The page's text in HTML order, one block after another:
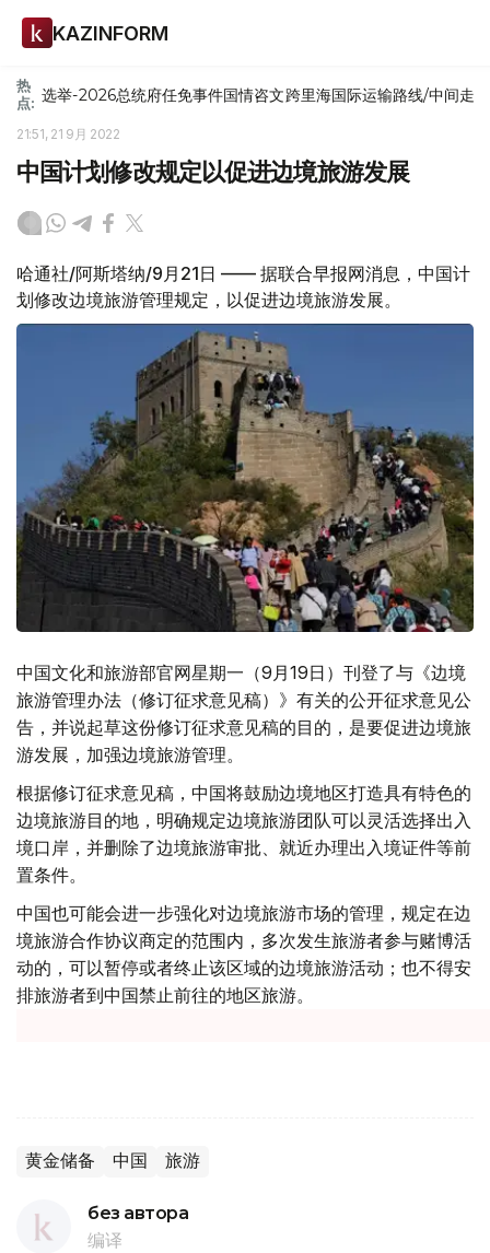
KAZINFORM
热
点: 选举-2026总统府任免事件国情咨文跨里海国际运输路线/中间走廊
21:51, 21 9月 2022
中国计划修改规定以促进边境旅游发展
哈通社/阿斯塔纳/9月21日 —— 据联合早报网消息，中国计
划修改边境旅游管理规定，以促进边境旅游发展。
中国文化和旅游部官网星期一（9月19日）刊登了与《边境
旅游管理办法（修订征求意见稿）》有关的公开征求意见公
告，并说起草这份修订征求意见稿的目的，是要促进边境旅
游发展，加强边境旅游管理。
根据修订征求意见稿，中国将鼓励边境地区打造具有特色的
边境旅游目的地，明确规定边境旅游团队可以灵活选择出入
境口岸，并删除了边境旅游审批、就近办理出入境证件等前
置条件。
中国也可能会进一步强化对边境旅游市场的管理，规定在边
境旅游合作协议商定的范围内，多次发生旅游者参与赌博活
动的，可以暂停或者终止该区域的边境旅游活动；也不得安
排旅游者到中国禁止前往的地区旅游。
黄金储备 中国 旅游
без автора
编译